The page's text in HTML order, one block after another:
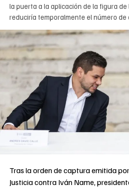
la puerta a la aplicación de la figura de
reduciría temporalmente el número de
Tras la orden de captura emitida
Justicia contra Iván Name,